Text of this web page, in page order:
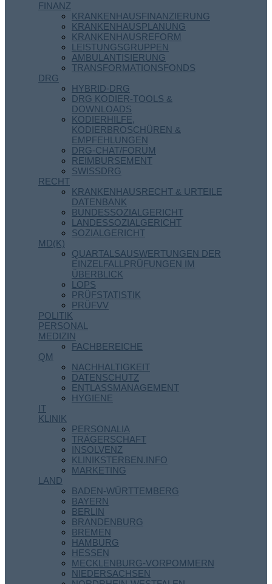
FINANZ
KRANKENHAUSFINANZIERUNG
KRANKENHAUSPLANUNG
KRANKENHAUSREFORM
LEISTUNGSGRUPPEN
AMBULANTISIERUNG
TRANSFORMATIONSFONDS
DRG
HYBRID-DRG
DRG KODIER-TOOLS &
DOWNLOADS
KODIERHILFE,
KODIERBROSCHÜREN &
EMPFEHLUNGEN
DRG-CHAT/FORUM
REIMBURSEMENT
SWISSDRG
RECHT
KRANKENHAUSRECHT & URTEILE
DATENBANK
BUNDESSOZIALGERICHT
LANDESSOZIALGERICHT
SOZIALGERICHT
MD(K)
QUARTALSAUSWERTUNGEN DER
EINZELFALLPRÜFUNGEN IM
ÜBERBLICK
LOPS
PRÜFSTATISTIK
PRÜFVV
POLITIK
PERSONAL
MEDIZIN
FACHBEREICHE
QM
NACHHALTIGKEIT
DATENSCHUTZ
ENTLASSMANAGEMENT
HYGIENE
IT
KLINIK
PERSONALIA
TRÄGERSCHAFT
INSOLVENZ
KLINIKSTERBEN.INFO
MARKETING
LAND
BADEN-WÜRTTEMBERG
BAYERN
BERLIN
BRANDENBURG
BREMEN
HAMBURG
HESSEN
MECKLENBURG-VORPOMMERN
NIEDERSACHSEN